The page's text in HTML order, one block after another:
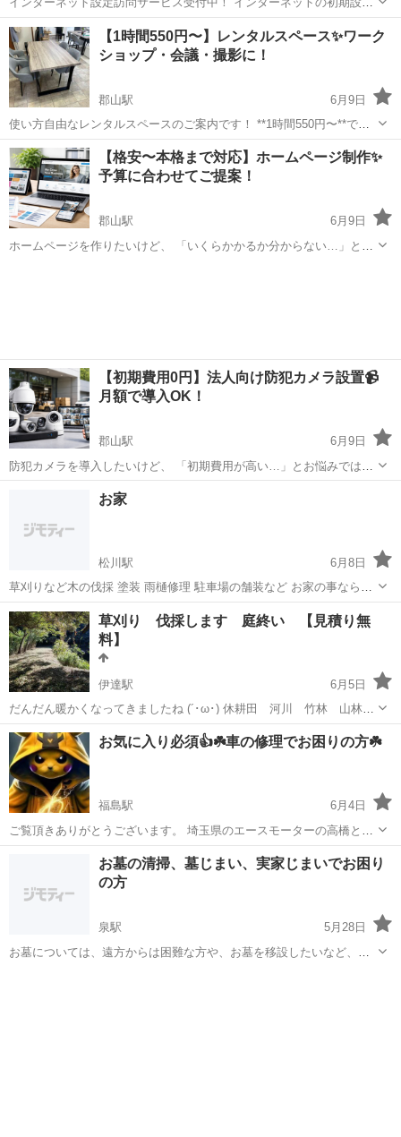
はもちろん、Wi-Fiの設置設定・プリンタ接続設定・パソコンの初期設
定や各種ソフトインストール等の様々なお困りごと幅広く対応しま
す。 スタッフが直接、お...
福島 郡山市 郡山駅 その他 格安
【1時間550円〜】レンタルスペース✨ワーク
ショップ・会議・撮影に！
郡山駅
6月9日
使い方自由なレンタルスペースのご案内です！ **1時間550円〜**で気
軽にご利用いただけます✨ ワークショップや打ち合わせ、撮影など幅
広く対応！ ✔ ワークショップ・教室開催 ✔ 打ち合わせ・ミーティン
グ ...
福島 郡山市 郡山駅 その他 料金
【格安〜本格まで対応】ホームページ制作✨
予算に合わせてご提案！
郡山駅
6月9日
ホームページを作りたいけど、 「いくらかかるか分からない…」とお
【初期費用0円】法人向け防犯カメラ設置📹
月額で導入OK！
郡山駅
6月9日
防犯カメラを導入したいけど、 「初期費用が高い…」とお悩みではあ
りませんか？ 当サービスなら ✨ 初期費用0円で導入可能！ 月額制で、
無理なく防犯対策をスタートできます！ ✔ 店舗・事務所・倉庫・工場
郡山駅
お家
松川駅
6月8日
草刈りなど木の伐採 塗装 雨樋修理 駐車場の舗装など お家の事ならな
んでもご相談下さい 見積り無料で伺います 近県まで！
福島 二本松市 松川駅 その他
草刈り 伐採します 庭終い 【見積り無
料】
伊達駅
6月5日
だんだん暖かくなってきましたね (´･ω･) 休耕田 河川 竹林 山林
庭 畑 お墓周り 公園 業者様や自治体も歓迎します。 田畑の草刈
り 売却予定の土地 農地から宅地への転用 簡単な伐採や山林など
急勾配な斜面も引き受...
福島 伊達市 伊達駅 その他 無料
お気に入り必須👍☘️車の修理でお困りの方☘️
福島駅
6月4日
ご覧頂きありがとうございます。 埼玉県のエースモーターの高橋と申
します。 遠方でも動けます。 中古車販売者の私たちは、お客様の車を
長く乗り続けていただくために、修理・整備にも力を入れています。
当店では、高度な技術を持つ...
福島駅 その他 お客様
お墓の清掃、墓じまい、実家じまいでお困り
の方
泉駅
5月28日
お墓については、遠方からは困難な方や、お墓を移設したいなど、